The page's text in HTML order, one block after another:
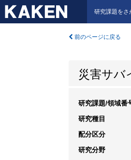
研究課題をさ
前のページに戻る
災害サバ
研究課題/領域番
研究種目
配分区分
研究分野